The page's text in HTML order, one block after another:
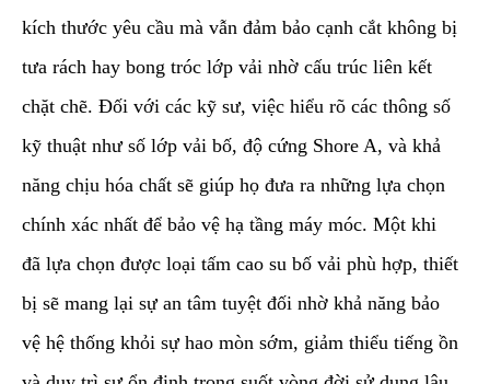
kích thước yêu cầu mà vẫn đảm bảo cạnh cắt không bị
tưa rách hay bong tróc lớp vải nhờ cấu trúc liên kết
chặt chẽ. Đối với các kỹ sư, việc hiểu rõ các thông số
kỹ thuật như số lớp vải bố, độ cứng Shore A, và khả
năng chịu hóa chất sẽ giúp họ đưa ra những lựa chọn
chính xác nhất để bảo vệ hạ tầng máy móc. Một khi
đã lựa chọn được loại tấm cao su bố vải phù hợp, thiết
bị sẽ mang lại sự an tâm tuyệt đối nhờ khả năng bảo
vệ hệ thống khỏi sự hao mòn sớm, giảm thiểu tiếng ồn